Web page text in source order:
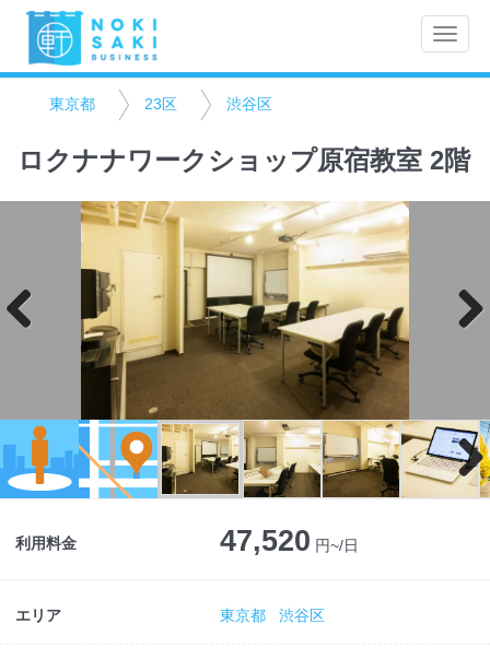
Toggle
東京都 23区 渋谷区
ロクナナワークショップ原宿教室 2階
Next
利用料金 47,520 円~/日
エリア 東京都 渋谷区